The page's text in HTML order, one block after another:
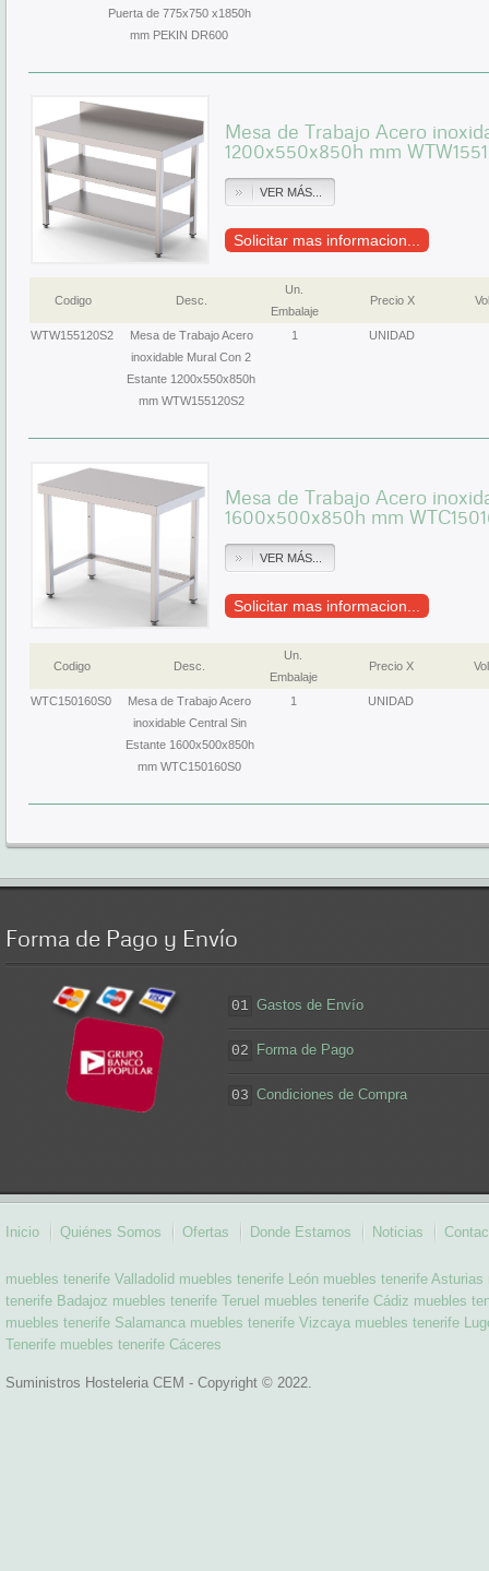
Puerta de 775x750 x1850h
mm PEKIN DR600
Mesa de Trabajo Acero
1200x550x850h mm
VER MÁS...
Solicitar mas informacion...
Codigo Desc.
Un.
Embalaje
Precio X
WTW155120S2
Mesa de Trabajo Acero
inoxidable Mural Con 2
Estante 1200x550x850h
mm WTW155120S2
1 UNIDAD
Mesa de Trabajo Acero
1600x500x850h mm
VER MÁS...
Solicitar mas informacion...
Codigo Desc.
Un.
Embalaje
Precio X
WTC150160S0
Mesa de Trabajo Acero
inoxidable Central Sin
Estante 1600x500x850h
mm WTC150160S0
1 UNIDAD
Forma de Pago y Envío
01 Gastos de Envío
02 Forma de Pago
03 Condiciones de Compra
Inicio Quiénes Somos Ofertas Donde Estamos Noticias
muebles tenerife Valladolid muebles tenerife León muebles tenerife Asturias
tenerife Badajoz muebles tenerife Teruel muebles tenerife Cádiz muebles
muebles tenerife Salamanca muebles tenerife Vizcaya muebles tenerife
Tenerife muebles tenerife Cáceres
Suministros Hosteleria CEM - Copyright © 2022.